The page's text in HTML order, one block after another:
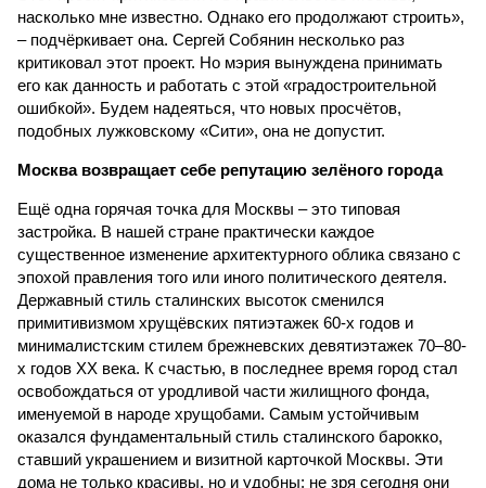
насколько мне известно. Однако его продолжают строить»,
– подчёркивает она. Сергей Собянин несколько раз
критиковал этот проект. Но мэрия вынуждена принимать
его как данность и работать с этой «градостроительной
ошибкой». Будем надеяться, что новых просчётов,
подобных лужковскому «Сити», она не допустит.
Москва возвращает себе репутацию зелёного города
Ещё одна горячая точка для Москвы – это типовая
застройка. В нашей стране практически каждое
существенное изменение архитектурного облика связано с
эпохой правления того или иного политического деятеля.
Державный стиль сталинских высоток сменился
примитивизмом хрущёвских пятиэтажек 60-х годов и
минималистским стилем брежневских девятиэтажек 70–80-
х годов XX века. К счастью, в последнее время город стал
освобождаться от уродливой части жилищного фонда,
именуемой в народе хрущобами. Самым устойчивым
оказался фундаментальный стиль сталинского барокко,
ставший украшением и визитной карточкой Москвы. Эти
дома не только красивы, но и удобны: не зря сегодня они